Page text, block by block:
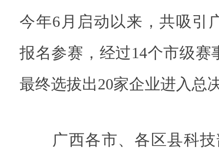
今年6月启动以来，共吸引
报名参赛，经过14个市级赛
最终选拔出20家企业进入总
广西各市、各区县科技